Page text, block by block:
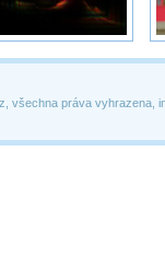
všechna práva vyhrazena,